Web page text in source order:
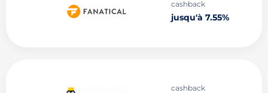
cashback
jusqu'à 7.55%
cashback